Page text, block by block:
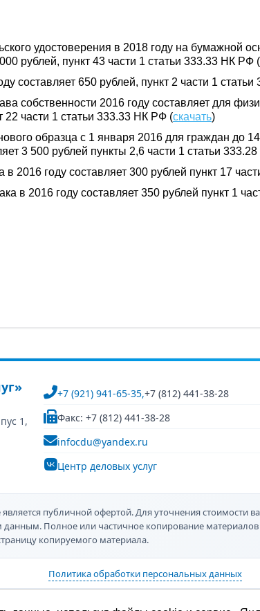
удостоверения в 2018 году на бумажной
рублей, пункт 43 части 1 статьи 333.33 НК РФ (
составляет 650 рублей, пункт 2 части 1
собственности 2016 году составляет для
22 части 1 статьи 333.33 НК РФ (скачать)
образца с 1 января 2016 для граждан до
3 500 рублей пункты 2,6 части 1 статьи
2016 году составляет 300 рублей пункт 17
в 2016 году составляет 350 рублей пункт 1
1,
+7 (921) 941-65-35,+7 (812) 441-38-28
Факс: +7 (812) 441-38-28
infocdu@yandex.ru
Центр деловых услуг
публичной офертой. Для уточнения стоимости
данным. Полное или частичное копирование
копируемого материала.
Политика обработки персональных данных